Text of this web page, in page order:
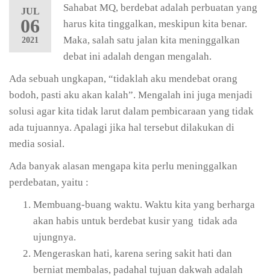
JUL
06
2021
Sahabat MQ, berdebat adalah perbuatan yang
harus kita tinggalkan, meskipun kita benar.
Maka, salah satu jalan kita meninggalkan
debat ini adalah dengan mengalah.
Ada sebuah ungkapan, “tidaklah aku mendebat orang
bodoh, pasti aku akan kalah”. Mengalah ini juga menjadi
solusi agar kita tidak larut dalam pembicaraan yang tidak
ada tujuannya. Apalagi jika hal tersebut dilakukan di
media sosial.
Ada banyak alasan mengapa kita perlu meninggalkan
perdebatan, yaitu :
Membuang-buang waktu. Waktu kita yang berharga
akan habis untuk berdebat kusir yang tidak ada
ujungnya.
Mengeraskan hati, karena sering sakit hati dan
berniat membalas, padahal tujuan dakwah adalah